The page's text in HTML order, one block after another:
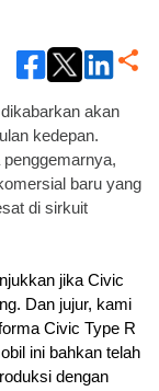
akan
kedepan.
baru yang
di sirkuit
jika Civic
Dan jujur, kami
Civic Type R
ini bahkan telah
dengan